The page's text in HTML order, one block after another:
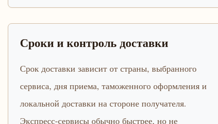
Сроки и контроль доставки
Срок доставки зависит от страны, выбранного
сервиса, дня приема, таможенного оформления и
локальной доставки на стороне получателя.
Экспресс-сервисы обычно быстрее, но не